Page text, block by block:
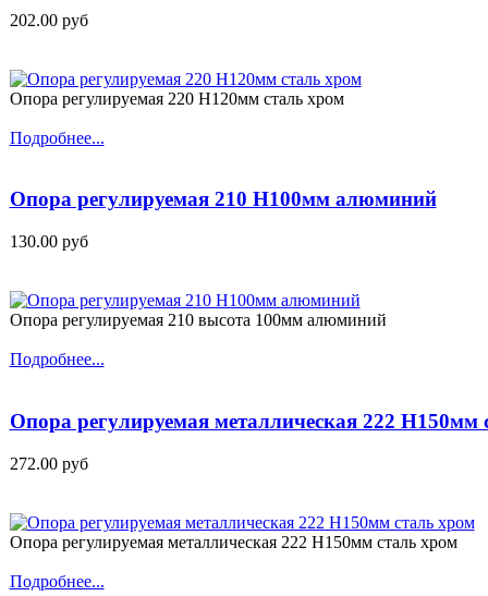
202.00 руб
Опора регулируемая 220 H120мм сталь хром
Подробнее...
Опора регулируемая 210 H100мм алюминий
130.00 руб
Опора регулируемая 210 высота 100мм алюминий
Подробнее...
Опора регулируемая металлическая 222 H150мм
272.00 руб
Опора регулируемая металлическая 222 H150мм сталь хром
Подробнее...